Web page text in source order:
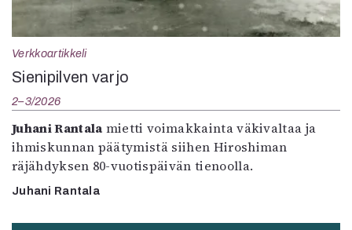
Verkkoartikkeli
Sienipilven varjo
2–3/2026
Juhani Rantala mietti voimakkainta väkivaltaa ja
ihmiskunnan päätymistä siihen Hiroshiman
räjähdyksen 80-vuotispäivän tienoolla.
Juhani Rantala